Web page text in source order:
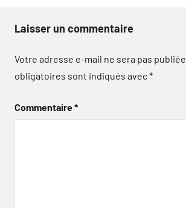
Laisser un commentaire
Votre adresse e-mail ne sera pas publiée.
obligatoires sont indiqués avec*
Commentaire*